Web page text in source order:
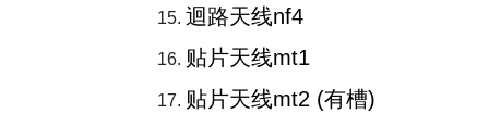
迴路天线nf4
贴片天线mt1
贴片天线mt2 (有槽)